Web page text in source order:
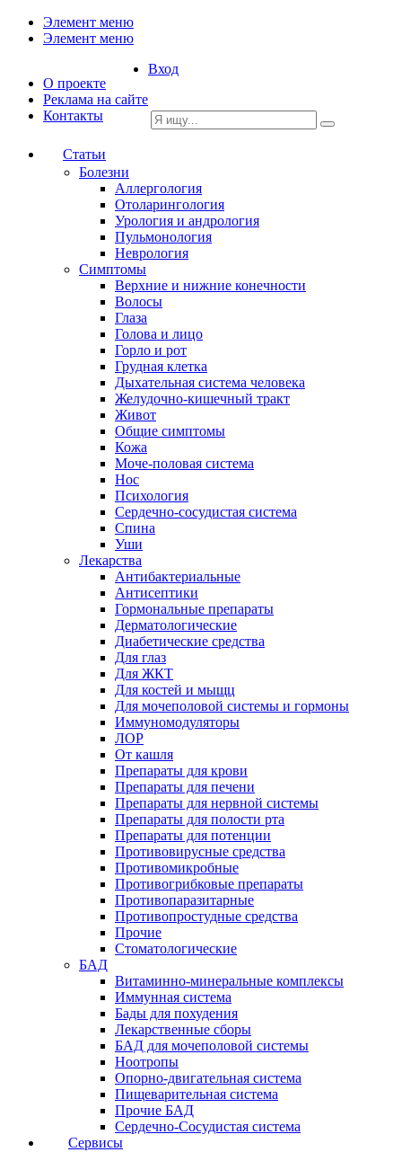
Элемент меню
Элемент меню
О проекте
Реклама на сайте
Контакты
Вход
Статьи
Болезни
Аллергология
Отоларингология
Урология и андрология
Пульмонология
Неврология
Симптомы
Верхние и нижние конечности
Волосы
Глаза
Голова и лицо
Горло и рот
Грудная клетка
Дыхательная система человека
Желудочно-кишечный тракт
Живот
Общие симптомы
Кожа
Моче-половая система
Нос
Психология
Сердечно-сосудистая система
Спина
Уши
Лекарства
Антибактериальные
Антисептики
Гормональные препараты
Дерматологические
Диабетические средства
Для глаз
Для ЖКТ
Для костей и мыщц
Для мочеполовой системы и гормоны
Иммуномодуляторы
ЛОР
От кашля
Препараты для крови
Препараты для печени
Препараты для нервной системы
Препараты для полости рта
Препараты для потенции
Противовирусные средства
Противомикробные
Противогрибковые препараты
Противопаразитарные
Противопростудные средства
Прочие
Стоматологические
БАД
Витаминно-минеральные комплексы
Иммунная система
Бады для похудения
Лекарственные сборы
БАД для мочеполовой системы
Ноотропы
Опорно-двигательная система
Пищеварительная система
Прочие БАД
Сердечно-Сосудистая система
Сервисы